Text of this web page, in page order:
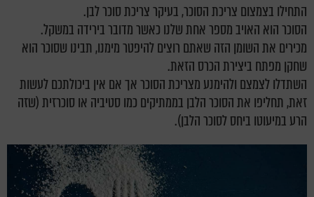
התחילו בצמצום צריכת הסוכר, בעיקר צריכת סוכר לבן.
הסוכר הוא האויב מספר אחתשלנו כאשר מדובר בירידה במשקל.
מכירים את השומן הזה שאתם רוצים להיפטר מימנו, תבינו שסוכר הוא
שחקן מפתח ביצירת הכרס הזאת.
השתדלו לצמצם ולהימנע מצריכת הסוכר אך אם אין ביכולתכם לעשות
זאת, תחליפו את הסוכר הלבן בממתיקים כמו סטיביה או סוכרזית (שזה
הרע במיעוטו ביחס לסוכר הלבן).